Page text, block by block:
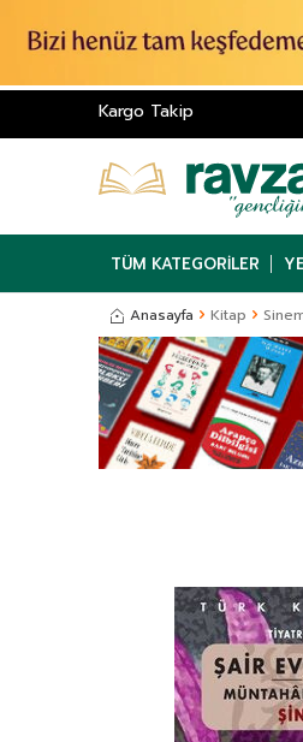
Kargo Takip
TÜM KATEGORILER
Anasayfa Kitap